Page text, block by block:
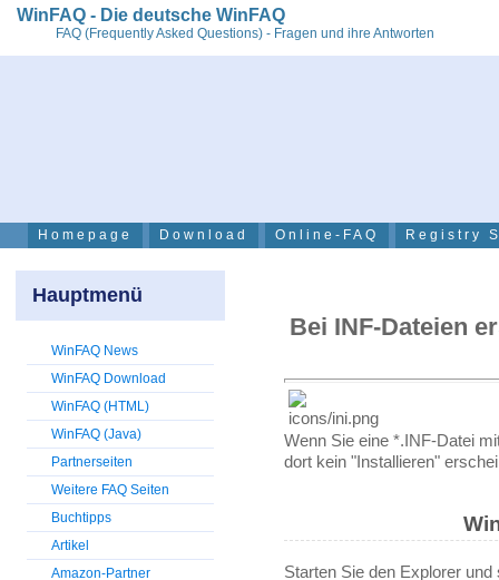
WinFAQ - Die deutsche WinFAQ
FAQ (Frequently Asked Questions) - Fragen und ihre Antworten
Homepage Download Online-FAQ Registry
Bei INF-Dateien
Wenn Sie eine *.INF-Datei
dort kein "Installieren"
Starten Sie den Explorer
Hauptmenü
WinFAQ News
WinFAQ Download
WinFAQ (HTML)
WinFAQ (Java)
Partnerseiten
Weitere FAQ Seiten
Buchtipps
Artikel
Amazon-Partner